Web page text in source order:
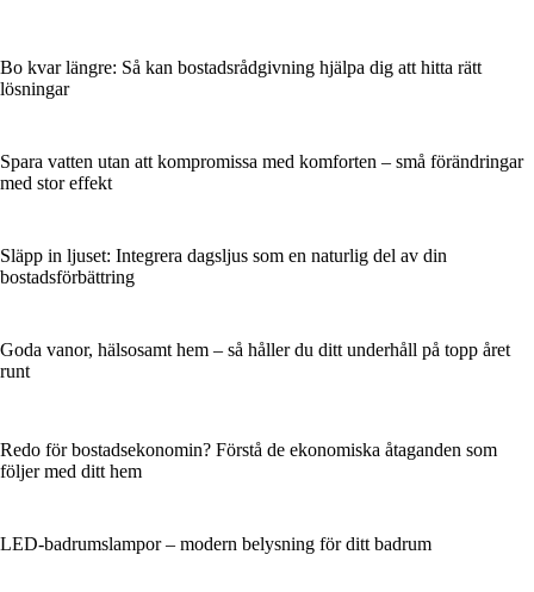
Bo kvar längre: Så kan bostadsrådgivning hjälpa dig att hitta rätt
lösningar
Spara vatten utan att kompromissa med komforten – små förändringar
med stor effekt
Släpp in ljuset: Integrera dagsljus som en naturlig del av din
bostadsförbättring
Goda vanor, hälsosamt hem – så håller du ditt underhåll på topp året
runt
Redo för bostadsekonomin? Förstå de ekonomiska åtaganden som
följer med ditt hem
LED-badrumslampor – modern belysning för ditt badrum